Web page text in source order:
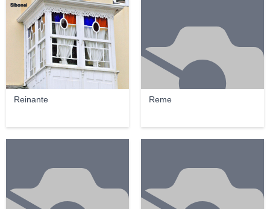
Reinante
Sibonei
Reme